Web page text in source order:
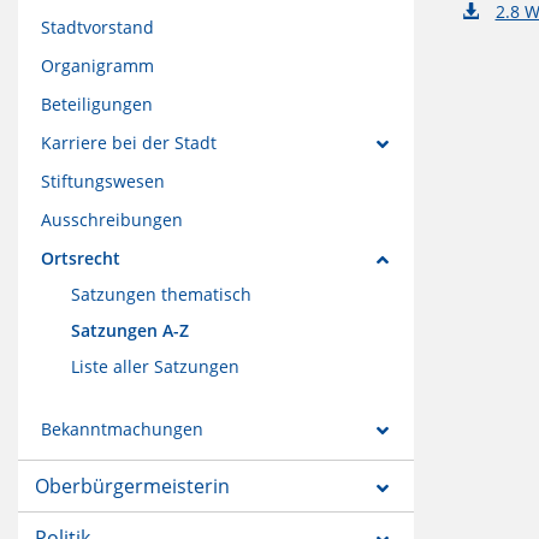
Stadtvorstand
Organigramm
Beteiligungen
Karriere bei der Stadt
Stiftungswesen
Ausschreibungen
Ortsrecht
Satzungen thematisch
Satzungen A-Z
Liste aller Satzungen
Bekanntmachungen
Oberbürgermeisterin
2.8